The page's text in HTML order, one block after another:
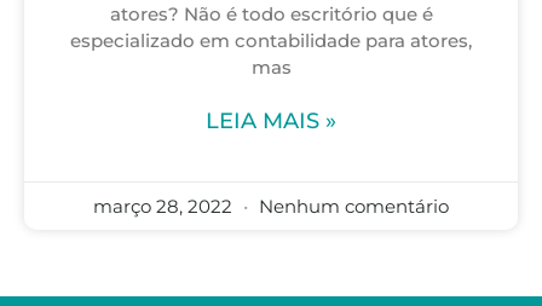
atores? Não é todo escritório que é
especializado em contabilidade para atores,
mas
LEIA MAIS »
março 28, 2022 Nenhum comentário